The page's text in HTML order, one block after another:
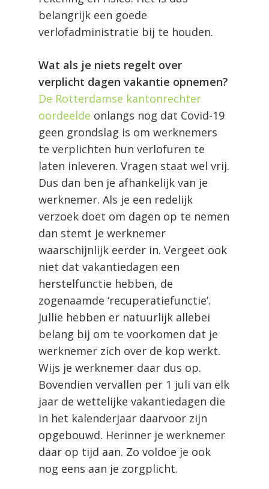
belangrijk een goede
verlofadministratie bij te houden.
Wat als je niets regelt over
verplicht dagen vakantie opnemen?
De Rotterdamse kantonrechter
oordeelde onlangs nog dat Covid-19
geen grondslag is om werknemers
te verplichten hun verlofuren te
laten inleveren. Vragen staat wel vrij.
Dus dan ben je afhankelijk van je
werknemer. Als je een redelijk
verzoek doet om dagen op te nemen
dan stemt je werknemer
waarschijnlijk eerder in. Vergeet ook
niet dat vakantiedagen een
herstelfunctie hebben, de
zogenaamde ‘recuperatiefunctie’.
Jullie hebben er natuurlijk allebei
belang bij om te voorkomen dat je
werknemer zich over de kop werkt.
Wijs je werknemer daar dus op.
Bovendien vervallen per 1 juli van elk
jaar de wettelijke vakantiedagen die
in het kalenderjaar daarvoor zijn
opgebouwd. Herinner je werknemer
daar op tijd aan. Zo voldoe je ook
nog eens aan je zorgplicht.